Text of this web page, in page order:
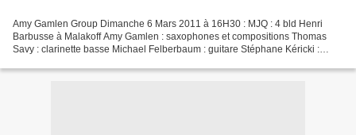
Amy Gamlen Group Dimanche 6 Mars 2011 à 16H30 : MJQ : 4 bld Henri
Barbusse à Malakoff Amy Gamlen : saxophones et compositions Thomas
Savy : clarinette basse Michael Felberbaum : guitare Stéphane Kéricki :